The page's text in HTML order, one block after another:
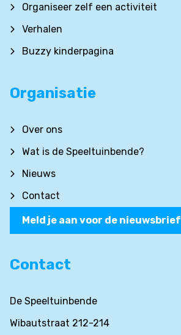
Organiseer zelf een activiteit
Verhalen
Buzzy kinderpagina
Organisatie
Over ons
Wat is de Speeltuinbende?
Nieuws
Contact
Meld je aan voor de nieuwsbrief
Contact
De Speeltuinbende
Wibautstraat 212-214